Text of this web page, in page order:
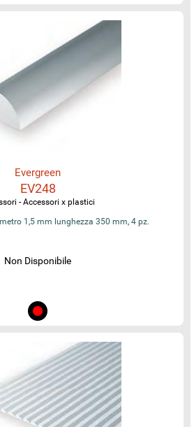
Evergreen
EV248
- Accessori x plastici
1,5 mm lunghezza 350 mm, 4 pz.
Non Disponibile